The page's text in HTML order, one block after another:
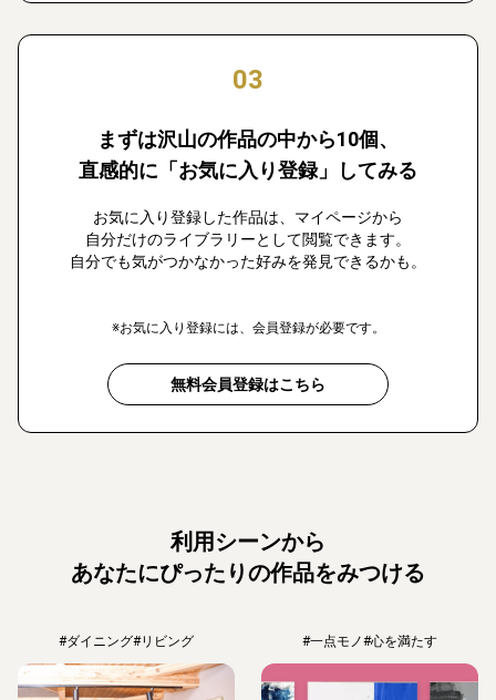
03
まずは沢山の作品の中から10個、
直感的に「お気に入り登録」してみる
お気に入り登録した作品は、マイページから
自分だけのライブラリーとして閲覧できます。
自分でも気がつかなかった好みを発見できるかも。
※お気に入り登録には、会員登録が必要です。
無料会員登録はこちら
利用シーンから
あなたにぴったりの作品をみつける
#ダイニング#リビング #一点モノ#心を満たす